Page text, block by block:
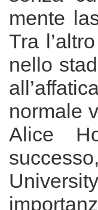
mente
Tra
nello
normale
Alice